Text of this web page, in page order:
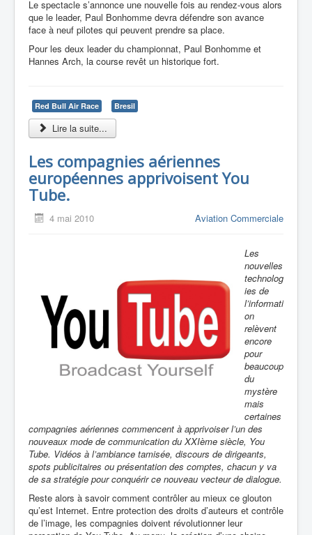
Le spectacle s’annonce une nouvelle fois au rendez-vous alors
que le leader, Paul Bonhomme devra défendre son avance
face à neuf pilotes qui peuvent prendre sa place.
Pour les deux leader du championnat, Paul Bonhomme et
Hannes Arch, la course revêt un historique fort.
Red Bull Air Race Bresil
Lire la suite...
Les compagnies aériennes
européennes apprivoisent You
Tube.
4 mai 2010 Aviation Commerciale
Les
nouvelles
technolog
ies de
l’informati
on
relèvent
encore
pour
beaucoup
du
mystère
mais
certaines
compagnies aériennes commencent à apprivoiser l’un des
nouveaux mode de communication du XXIème siècle, You
Tube. Vidéos à l’ambiance tamisée, discours de dirigeants,
spots publicitaires ou présentation des comptes, chacun y va
de sa stratégie pour conquérir ce nouveau vecteur de dialogue.
Reste alors à savoir comment contrôler au mieux ce glouton
qu’est Internet. Entre protection des droits d’auteurs et contrôle
de l’image, les compagnies doivent révolutionner leur